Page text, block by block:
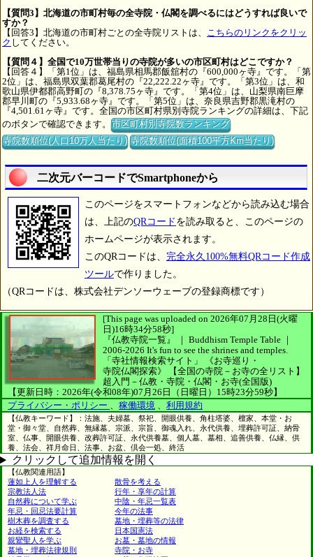
【質問3】北海道の市町村毎の全寺院・仏閣を調べるにはどうすれば良いで
すか？
【回答3】北海道の市町村ごとの全寺院リストは、 こちらのリンクをクリッ
ク してください。
【質問４】全国で10万世帯当りの寺院が多いの市区町村はどこですか？
【回答４】「第1位」は、福島県相馬郡飯舘村の『600,000ヶ寺』です。「第
2位」は、福島県双葉郡葛尾村の『22,222.22ヶ寺』です。「第3位」は、和
歌山県伊都郡高野町の『8,378.75ヶ寺』です。「第4位」は、山梨県南巨摩
郡早川町の『5,933.68ヶ寺』です。「第5位」は、奈良県吉野郡黒滝村の
『4,501.61ヶ寺』です。全国の市区町村県別寺院ランキングの詳細は、下記
のボタンで確認できます。市区町村別寺院数ランキング
寺院数順位(人口10万人当たり) 寺院数順位(面積100平方Km当たり)
二次元バーコードでSmartphoneから
このページをスマートフォンなどから読み込む場合
は、上記のQRコード を読み取ると、このページの
ホームページが表示されます。
このQRコードは、 完全永久100%無料QRコード作成
ツールで作りました。
（QRコードは、株式会社デンソーウェーブの登録商標です）
[This page was uploaded on 2026年07月28日(火曜
日)16時34分58秒]
『仏教寺院一覧』 ｜ Buddhism Temple Table ｜
2006-2026 It's fun to see the shrines and temples.
「寺社情報検索サイト」
《お寺巡り・
寺院仏閣探索》
【全国の寺院－お寺の全リスト】
超入門－仏教・寺院・仏閣・お寺(全国版)
【更新日時：2026年(令和08年)07月26日（日曜日）15時23分59秒】
プライバシー・ポリシー 、 稼働環境 、 利用規約
【仏教キーワード】：法施、夫婦墓、祭祀、開眼供養、角柱塔婆、檀家、本堂・お
堂・御々堂、自然葬、無縁墓、宗派、宗旨、御魂入れ、永代供養、埋葬許可証、納骨
室、仏事、開眼供養、改葬許可証、永代供養墓、個人墓、墓相、追善供養、仏縁、供
養、法会、祥月命日、法事、お盆、倶会一処、終活
クリックして追加情報を開く
【仏教関連用語】
蓮如上人を理解する
散骨を考える
宗教法人法
行年・享年の計算
自然葬について学ぶ
中陰・年忌一覧表
年忌・回忌法要計算
今年の法事
樹木葬を調査する
墓地・埋葬等の法律
お経を検索する
日本国憲法
親鸞聖人を学ぶ
お墓・墓地の情報
墓地・埋葬法律規則
寺院・お寺